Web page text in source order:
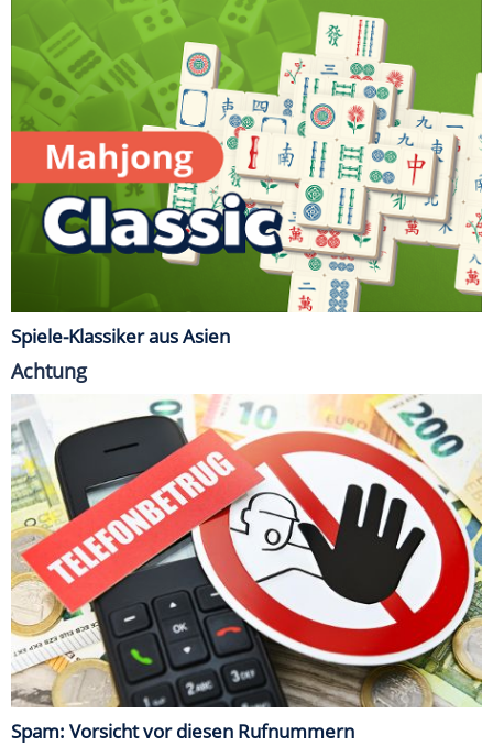
Spiele-Klassiker aus Asien
Achtung
Spam: Vorsicht vor diesen Rufnummern